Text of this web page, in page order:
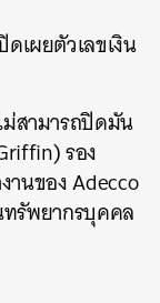
เผยตัวเลขเงิน
สามารถปิดมัน
รอง
านของ Adecco
รัพยากรบุคคล